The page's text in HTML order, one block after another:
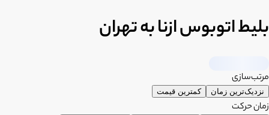
بلیط اتوبوس ازنا به تهران
مرتب‌سازی
نزدیک‌ترین زمان کمترین قیمت
زمان حرکت